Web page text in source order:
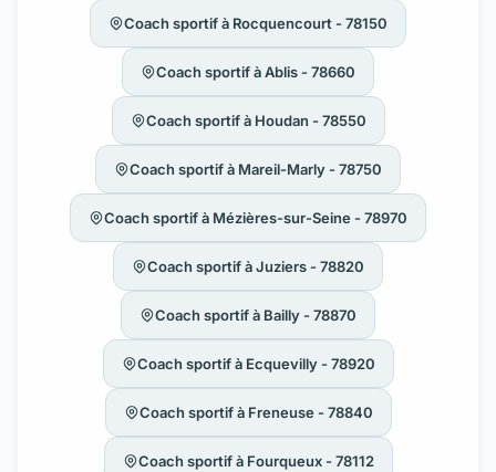
Coach sportif à Rocquencourt - 78150
Coach sportif à Ablis - 78660
Coach sportif à Houdan - 78550
Coach sportif à Mareil-Marly - 78750
Coach sportif à Mézières-sur-Seine - 78970
Coach sportif à Juziers - 78820
Coach sportif à Bailly - 78870
Coach sportif à Ecquevilly - 78920
Coach sportif à Freneuse - 78840
Coach sportif à Fourqueux - 78112